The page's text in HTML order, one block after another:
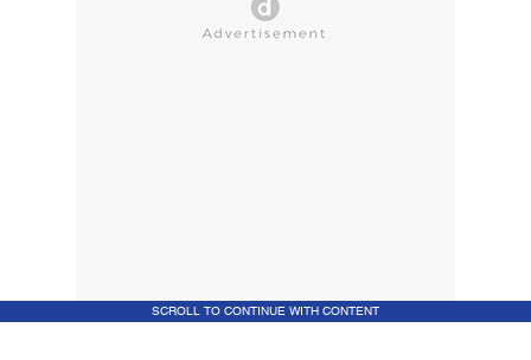
SCROLL TO CONTINUE WITH CONTENT